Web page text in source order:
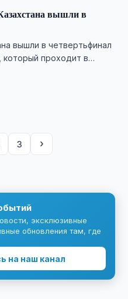
вышли в
вышли в четвертьфинал
который проходит в
3 ›
эксклюзивные
обновления там, где
на наш канал